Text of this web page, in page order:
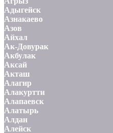
Адыгейск
Азнакаево
Азов
Айхал
Ак-Довурак
Акбулак
Аксай
Акташ
Алагир
Алакуртти
Алапаевск
Алатырь
Алдан
Алейск